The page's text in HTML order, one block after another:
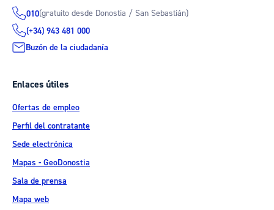
010(gratuito desde Donostia / San Sebastián)
(+34) 943 481 000
Buzón de la ciudadanía
Enlaces útiles
Ofertas de empleo
Perfil del contratante
Sede electrónica
Mapas - GeoDonostia
Sala de prensa
Mapa web